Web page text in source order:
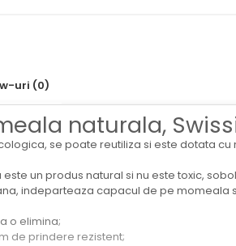
uri (0)
naturala,
se poate reutiliza si este dotata
un produs natural si nu este toxic,
indeparteaza capacul de pe momeala
o elimina;
de prindere rezistent;